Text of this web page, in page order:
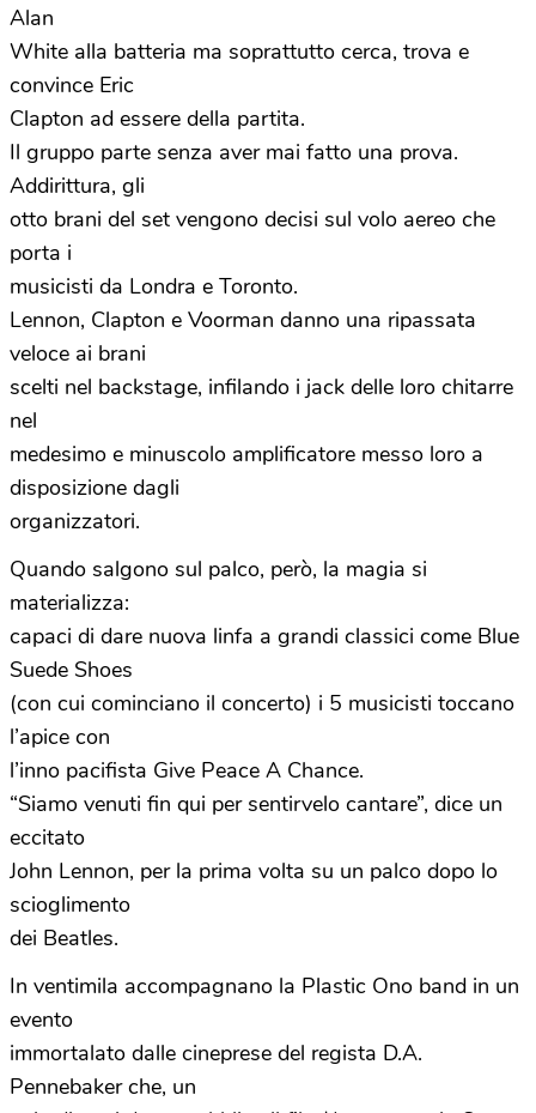
Alan
White alla batteria ma soprattutto cerca, trova e
convince Eric
Clapton ad essere della partita.
Il gruppo parte senza aver mai fatto una prova.
Addirittura, gli
otto brani del set vengono decisi sul volo aereo che
porta i
musicisti da Londra e Toronto.
Lennon, Clapton e Voorman danno una ripassata
veloce ai brani
scelti nel backstage, infilando i jack delle loro chitarre
nel
medesimo e minuscolo amplificatore messo loro a
disposizione dagli
organizzatori.
Quando salgono sul palco, però, la magia si
materializza:
capaci di dare nuova linfa a grandi classici come Blue
Suede Shoes
(con cui cominciano il concerto) i 5 musicisti toccano
l’apice con
l’inno pacifista Give Peace A Chance.
“Siamo venuti fin qui per sentirvelo cantare”, dice un
eccitato
John Lennon, per la prima volta su un palco dopo lo
scioglimento
dei Beatles.
In ventimila accompagnano la Plastic Ono band in un
evento
immortalato dalle cineprese del regista D.A.
Pennebaker che, un